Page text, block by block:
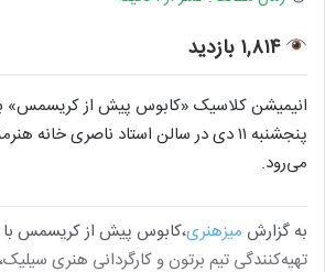
۱,۸۱۴ بازدید
انیمیشن کلاسیک «کابوس پیش از کریسمس» به
پنجشنبه ۱۱ دی در سالن استاد ناصری خانه
می‌رود.
به گزارش میزهنری،کابوس پیش از کریسمس